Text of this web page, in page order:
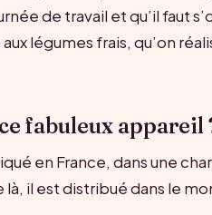
de travail et qu’il faut
légumes frais, qu’on
fabuleux appareil
en France, dans une
là, il est distribué dans le